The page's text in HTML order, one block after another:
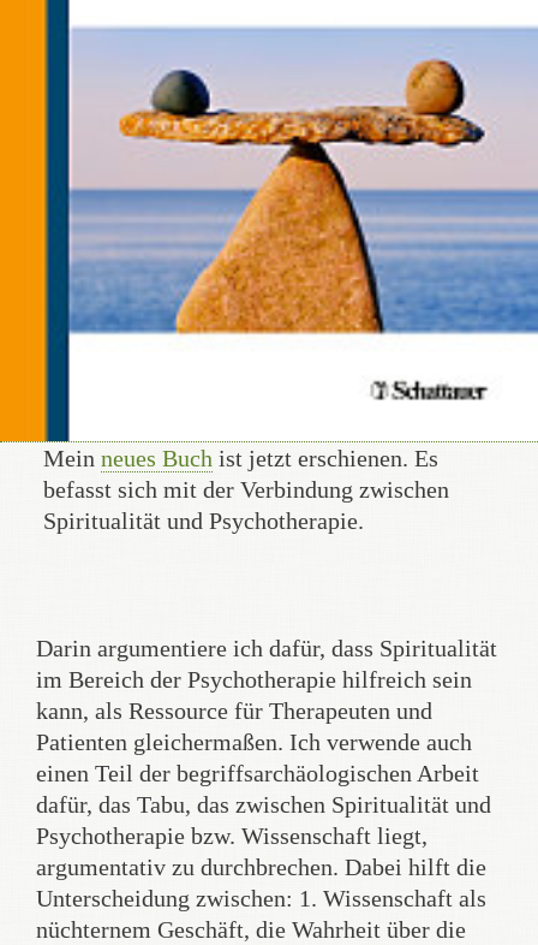
Mein neues Buch ist jetzt erschienen. Es
befasst sich mit der Verbindung zwischen
Spiritualität und Psychotherapie.
Darin argumentiere ich dafür, dass Spiritualität
im Bereich der Psychotherapie hilfreich sein
kann, als Ressource für Therapeuten und
Patienten gleichermaßen. Ich verwende auch
einen Teil der begriffsarchäologischen Arbeit
dafür, das Tabu, das zwischen Spiritualität und
Psychotherapie bzw. Wissenschaft liegt,
argumentativ zu durchbrechen. Dabei hilft die
Unterscheidung zwischen: 1. Wissenschaft als
nüchternem Geschäft, die Wahrheit über die